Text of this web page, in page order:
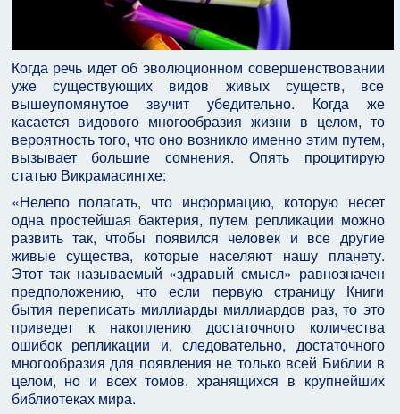
Когда речь идет об эволюционном совершенствовании
уже существующих видов живых существ, все
вышеупомянутое звучит убедительно. Когда же
касается видового многообразия жизни в целом, то
вероятность того, что оно возникло именно этим путем,
вызывает большие сомнения. Опять процитирую
статью Викрамасингхе:
«Нелепо полагать, что информацию, которую несет
одна простейшая бактерия, путем репликации можно
развить так, чтобы появился человек и все другие
живые существа, которые населяют нашу планету.
Этот так называемый «здравый смысл» равнозначен
предположению, что если первую страницу Книги
бытия переписать миллиарды миллиардов раз, то это
приведет к накоплению достаточного количества
ошибок репликации и, следовательно, достаточного
многообразия для появления не только всей Библии в
целом, но и всех томов, хранящихся в крупнейших
библиотеках мира.